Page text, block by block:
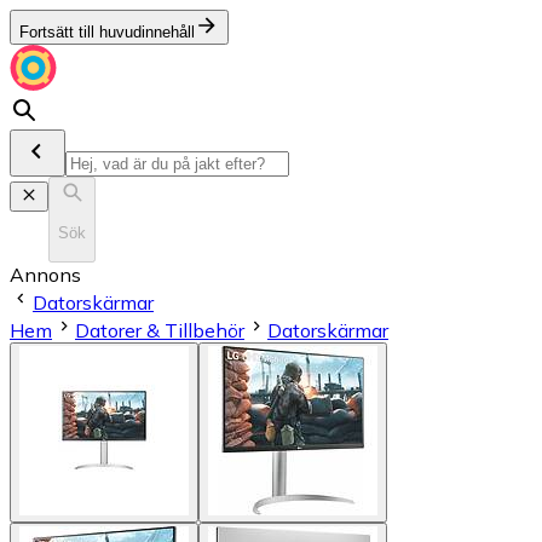
Fortsätt till huvudinnehåll
Sök
Annons
Datorskärmar
Hem
Datorer & Tillbehör Datorskärmar